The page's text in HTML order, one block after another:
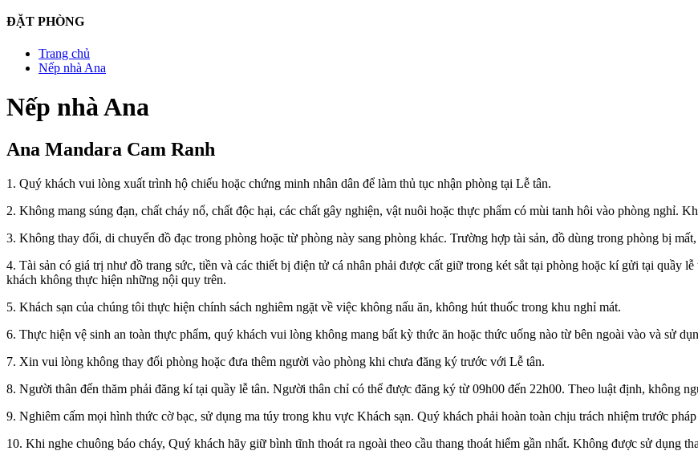
ĐẶT PHÒNG
Close
Trang chủ
Nếp nhà Ana
Nếp nhà Ana
Ana Mandara Cam Ranh
1. Quý khách vui lòng xuất trình hộ chiếu hoặc chứng minh nhân dân để làm thủ tục nhận phòng tại Lễ tân.
2. Không mang súng đạn, chất cháy nổ, chất độc hại, các chất gây nghiện, vật nuôi hoặc thực phẩm có mùi tanh hôi vào phòng nghỉ.
3. Không thay đổi, di chuyển đồ đạc trong phòng hoặc từ phòng này sang phòng khác. Trường hợp tài sản, đồ dùng trong phòng bị
4. Tài sản có giá trị như đồ trang sức, tiền và các thiết bị điện tử cá nhân phải được cất giữ trong két sắt tại phòng hoặc kí gửi tại quầy
khách không thực hiện những nội quy trên.
5. Khách sạn của chúng tôi thực hiện chính sách nghiêm ngặt về việc không nấu ăn, không hút thuốc trong khu nghỉ mát.
6. Thực hiện vệ sinh an toàn thực phẩm, quý khách vui lòng không mang bất kỳ thức ăn hoặc thức uống nào từ bên ngoài vào và sử
7. Xin vui lòng không thay đổi phòng hoặc đưa thêm người vào phòng khi chưa đăng ký trước với Lễ tân.
8. Người thân đến thăm phải đăng kí tại quầy lễ tân. Người thân chỉ có thể được đăng ký từ 09h00 đến 22h00. Theo luật định, không
9. Nghiêm cấm mọi hình thức cờ bạc, sử dụng ma túy trong khu vực Khách sạn. Quý khách phải hoàn toàn chịu trách nhiệm trước
10. Khi nghe chuông báo cháy, Quý khách hãy giữ bình tĩnh thoát ra ngoài theo cầu thang thoát hiểm gần nhất. Không được sử dụng